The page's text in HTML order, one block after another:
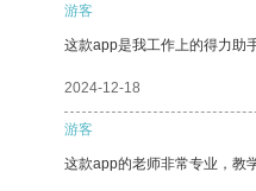
游客
这款app是我工作上的得力助
2024-12-18
游客
这款app的老师非常专业，教